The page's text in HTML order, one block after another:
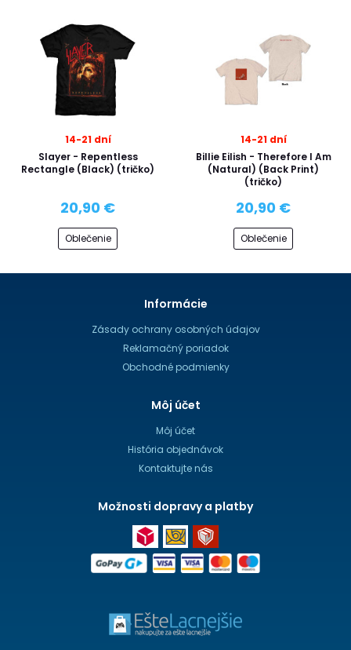
14-21 dní
Slayer - Repentless
Rectangle (Black) (tričko)
20,90 €
Oblečenie
14-21 dní
Billie Eilish - Therefore I Am
(Natural) (Back Print)
(tričko)
20,90 €
Oblečenie
Informácie
Zásady ochrany osobných údajov
Reklamačný poriadok
Obchodné podmienky
Môj účet
Môj účet
História objednávok
Kontaktujte nás
Možnosti dopravy a platby